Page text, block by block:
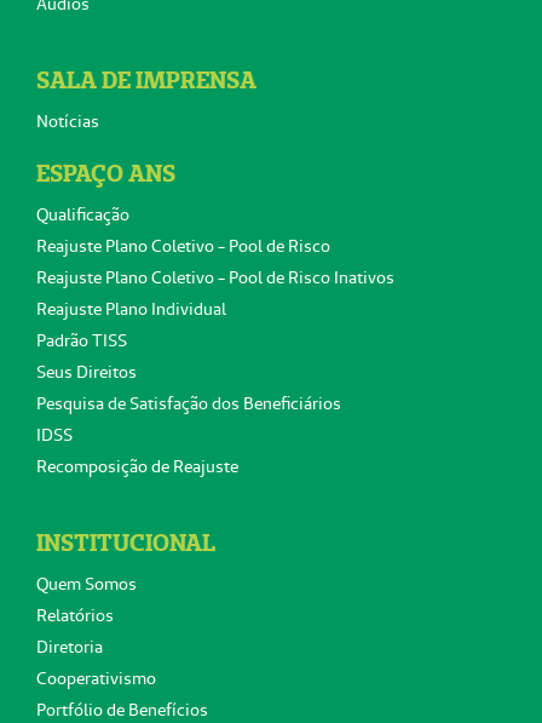
SALA DE IMPRENSA
Notícias
ESPAÇO ANS
Qualificação
Reajuste Plano Coletivo - Pool de Risco
Reajuste Plano Coletivo - Pool de Risco Inativos
Reajuste Plano Individual
Padrão TISS
Seus Direitos
Pesquisa de Satisfação dos Beneficiários
IDSS
Recomposição de Reajuste
INSTITUCIONAL
Quem Somos
Relatórios
Diretoria
Cooperativismo
Portfólio de Benefícios